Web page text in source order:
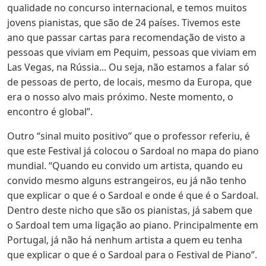
qualidade no concurso internacional, e temos muitos
jovens pianistas, que são de 24 países. Tivemos este
ano que passar cartas para recomendação de visto a
pessoas que viviam em Pequim, pessoas que viviam em
Las Vegas, na Rússia... Ou seja, não estamos a falar só
de pessoas de perto, de locais, mesmo da Europa, que
era o nosso alvo mais próximo. Neste momento, o
encontro é global”.
Outro “sinal muito positivo” que o professor referiu, é
que este Festival já colocou o Sardoal no mapa do piano
mundial. “Quando eu convido um artista, quando eu
convido mesmo alguns estrangeiros, eu já não tenho
que explicar o que é o Sardoal e onde é que é o Sardoal.
Dentro deste nicho que são os pianistas, já sabem que
o Sardoal tem uma ligação ao piano. Principalmente em
Portugal, já não há nenhum artista a quem eu tenha
que explicar o que é o Sardoal para o Festival de Piano”.